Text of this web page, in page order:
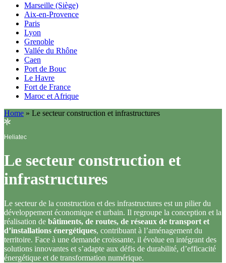
Marseille (Siège)
Aix-en-Provence
Paris
Lyon
Grenoble
Vallée du Rhône
Caen
Port de Bouc
Le Havre
Fort de France
Maroc et Afrique
Home » Le secteur construction et infrastructures
Heliatec
Le secteur construction et
infrastructures
Le secteur de la construction et des infrastructures est un pilier du
développement économique et urbain. Il regroupe la conception et la
réalisation de bâtiments, de routes, de réseaux de transport et
d’installations énergétiques, contribuant à l’aménagement du
territoire. Face à une demande croissante, il évolue en intégrant des
solutions innovantes et s’adapte aux défis de durabilité, d’efficacité
énergétique et de transformation numérique.